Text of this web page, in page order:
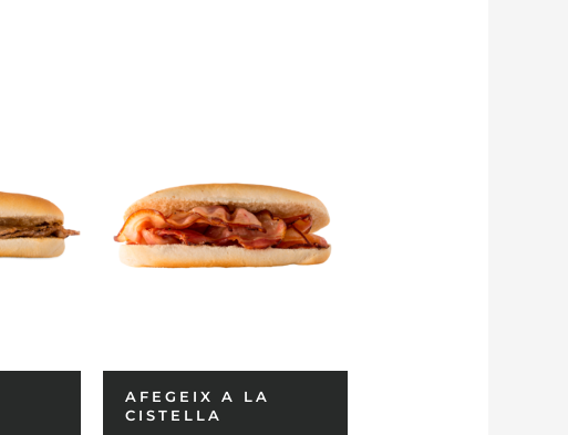
AFEGEIX A LA
CISTELLA